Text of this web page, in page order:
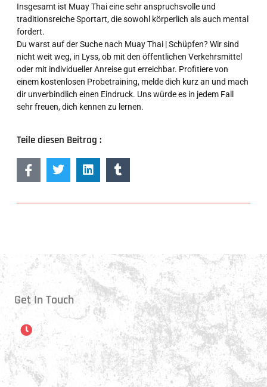
Insgesamt ist Muay Thai eine sehr anspruchsvolle und
traditionsreiche Sportart, die sowohl körperlich als auch mental
fordert.
Du warst auf der Suche nach Muay Thai | Schüpfen? Wir sind
nicht weit weg, in Lyss, ob mit den öffentlichen Verkehrsmittel
oder mit individueller Anreise gut erreichbar. Profitiere von
einem kostenlosen Probetraining, melde dich kurz an und mach
dir unverbindlich einen Eindruck. Uns würde es in jedem Fall
sehr freuen, dich kennen zu lernen.
Teile diesen Beitrag :
Get In Touch
Öffnungszeiten
Montag:
17:15 - 21:00 Uhr